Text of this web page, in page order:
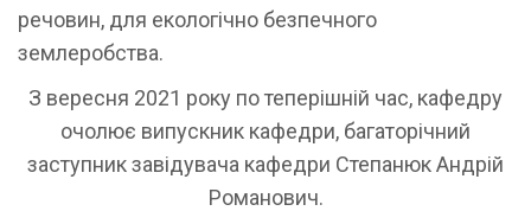
речовин, для екологічно безпечного
землеробства.
З вересня 2021 року по теперішній час, кафедру
очолює випускник кафедри, багаторічний
заступник завідувача кафедри Степанюк Андрій
Романович.